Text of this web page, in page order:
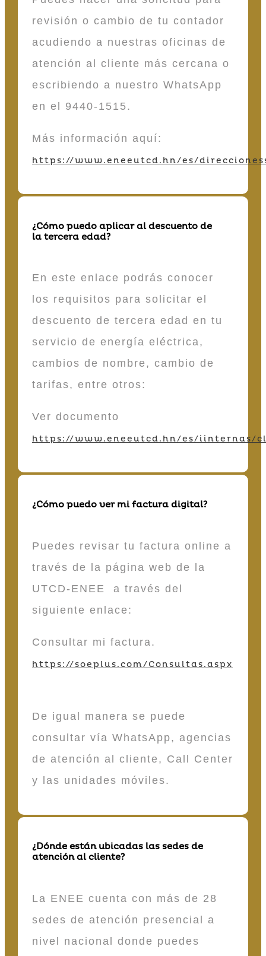
revisión o cambio de tu contador
acudiendo a nuestras oficinas de
atención al cliente más cercana o
escribiendo a nuestro WhatsApp
en el 9440-1515.
Más información aquí:
https://www.eneeutcd.hn/es/
¿Cómo puedo aplicar al descuento de
la tercera edad?
En este enlace podrás conocer
los requisitos para solicitar el
descuento de tercera edad en tu
servicio de energía eléctrica,
cambios de nombre, cambio de
tarifas, entre otros:
Ver documento
https://www.eneeutcd.hn/es/iinternas/
¿Cómo puedo ver mi factura digital?
Puedes revisar tu factura online a
través de la página web de la
UTCD-ENEE a través del
siguiente enlace:
Consultar mi factura.
https://soeplus.com/Consultas.aspx
De igual manera se puede
consultar vía WhatsApp, agencias
de atención al cliente, Call Center
y las unidades móviles.
¿Dónde están ubicadas las sedes de
atención al cliente?
La ENEE cuenta con más de 28
sedes de atención presencial a
nivel nacional donde puedes